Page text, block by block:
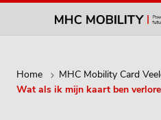
Home
MHC Mobility Card
Wat als ik mijn kaart ben